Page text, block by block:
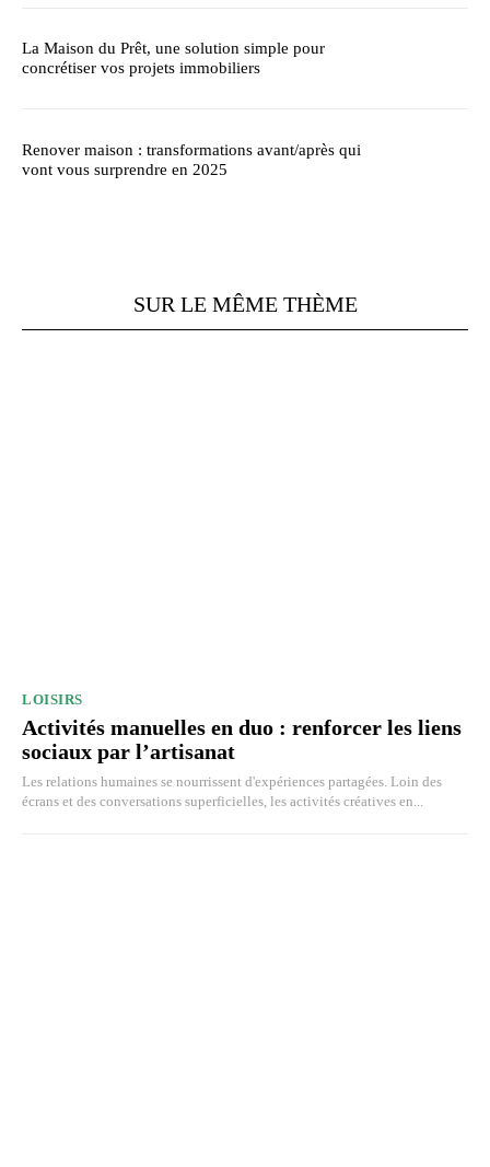
La Maison du Prêt, une solution simple pour
concrétiser vos projets immobiliers
Renover maison : transformations avant/après qui
vont vous surprendre en 2025
SUR LE MÊME THÈME
LOISIRS
Activités manuelles en duo : renforcer les liens
sociaux par l’artisanat
Les relations humaines se nourrissent d'expériences partagées. Loin des
écrans et des conversations superficielles, les activités créatives en...